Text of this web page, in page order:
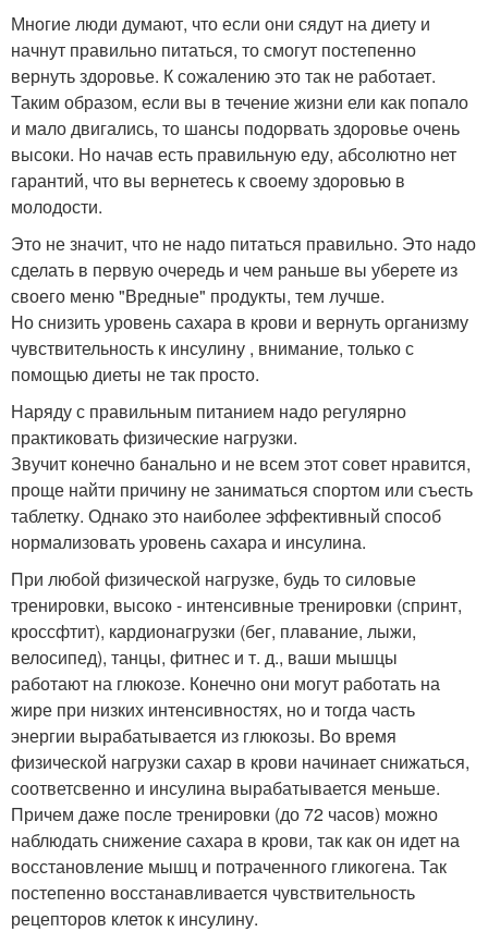
Многие люди думают, что если они сядут на диету и
начнут правильно питаться, то смогут постепенно
вернуть здоровье. К сожалению это так не работает.
Таким образом, если вы в течение жизни ели как попало
и мало двигались, то шансы подорвать здоровье очень
высоки. Но начав есть правильную еду, абсолютно нет
гарантий, что вы вернетесь к своему здоровью в
молодости.
Это не значит, что не надо питаться правильно. Это надо
сделать в первую очередь и чем раньше вы уберете из
своего меню "Вредные" продукты, тем лучше.
Но снизить уровень сахара в крови и вернуть организму
чувствительность к инсулину , внимание, только с
помощью диеты не так просто.
Наряду с правильным питанием надо регулярно
практиковать физические нагрузки.
Звучит конечно банально и не всем этот совет нравится,
проще найти причину не заниматься спортом или съесть
таблетку. Однако это наиболее эффективный способ
нормализовать уровень сахара и инсулина.
При любой физической нагрузке, будь то силовые
тренировки, высоко - интенсивные тренировки (спринт,
кроссфтит), кардионагрузки (бег, плавание, лыжи,
велосипед), танцы, фитнес и т. д., ваши мышцы
работают на глюкозе. Конечно они могут работать на
жире при низких интенсивностях, но и тогда часть
энергии вырабатывается из глюкозы. Во время
физической нагрузки сахар в крови начинает снижаться,
соответсвенно и инсулина вырабатывается меньше.
Причем даже после тренировки (до 72 часов) можно
наблюдать снижение сахара в крови, так как он идет на
восстановление мышц и потраченного гликогена. Так
постепенно восстанавливается чувствительность
рецепторов клеток к инсулину.